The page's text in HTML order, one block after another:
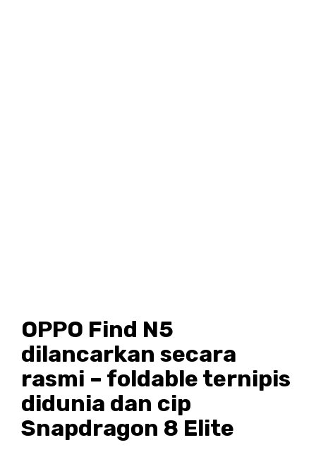
OPPO Find N5
dilancarkan secara
rasmi – foldable ternipis
didunia dan cip
Snapdragon 8 Elite